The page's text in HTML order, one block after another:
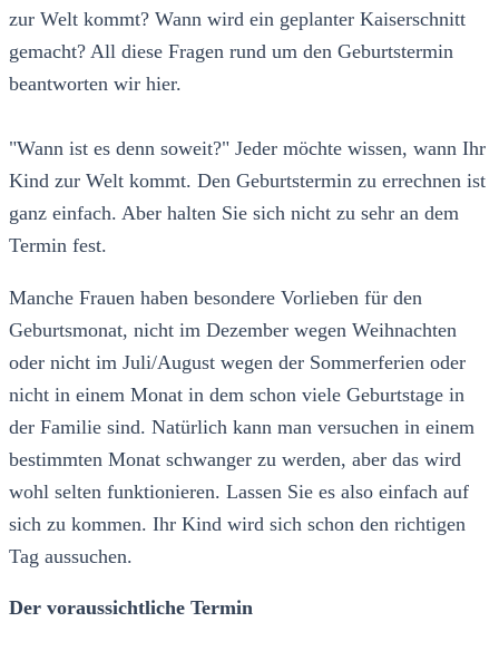
zur Welt kommt? Wann wird ein geplanter Kaiserschnitt
gemacht? All diese Fragen rund um den Geburtstermin
beantworten wir hier.
"Wann ist es denn soweit?" Jeder möchte wissen, wann Ihr
Kind zur Welt kommt. Den Geburtstermin zu errechnen ist
ganz einfach. Aber halten Sie sich nicht zu sehr an dem
Termin fest.
Manche Frauen haben besondere Vorlieben für den
Geburtsmonat, nicht im Dezember wegen Weihnachten
oder nicht im Juli/August wegen der Sommerferien oder
nicht in einem Monat in dem schon viele Geburtstage in
der Familie sind. Natürlich kann man versuchen in einem
bestimmten Monat schwanger zu werden, aber das wird
wohl selten funktionieren. Lassen Sie es also einfach auf
sich zu kommen. Ihr Kind wird sich schon den richtigen
Tag aussuchen.
Der voraussichtliche Termin